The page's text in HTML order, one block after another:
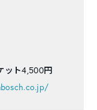
ット4,500円